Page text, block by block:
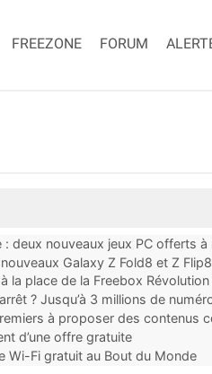
FREEZONE FORUM
deux nouveaux jeux PC offerts à
Galaxy Z Fold8 et Z
la place de la Freebox Révolution
? Jusqu’à 3 millions de
à proposer des contenus
d’une offre gratuite
Wi-Fi gratuit au Bout du Monde